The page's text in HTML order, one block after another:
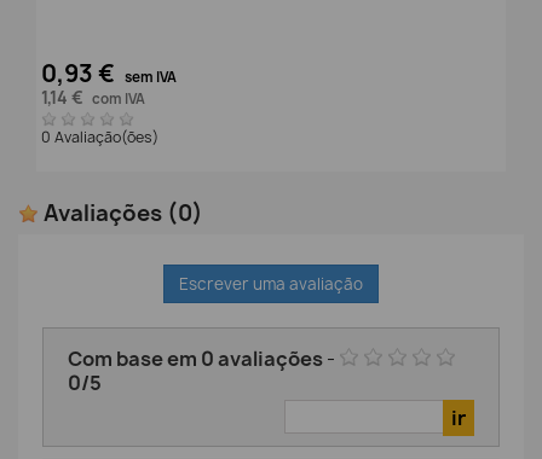
0,93 € sem IVA
1,14 € com IVA
0 Avaliação(ões)
Avaliações (0)
Escrever uma avaliação
Com base em 0avaliações-
0/5